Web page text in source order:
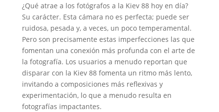
¿Qué atrae a los fotógrafos a la Kiev 88 hoy en día?
Su carácter. Esta cámara no es perfecta; puede ser
ruidosa, pesada y, a veces, un poco temperamental.
Pero son precisamente estas imperfecciones las que
fomentan una conexión más profunda con el arte de
la fotografía. Los usuarios a menudo reportan que
disparar con la Kiev 88 fomenta un ritmo más lento,
invitando a composiciones más reflexivas y
experimentación, lo que a menudo resulta en
fotografías impactantes.